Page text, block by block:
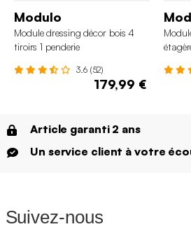
Modulo
Module dressing décor bois 4
tiroirs 1 penderie
3.6 (52)
179,99 €
Article garanti 2 ans
Un service client à votre
Suivez-nous